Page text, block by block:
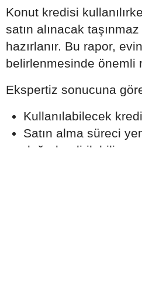
Konut kredisi
satın alınacak
hazırlanır. Bu rapor,
belirlenmesinde önemli
Ekspertiz sonucuna
Kullanılabilecek
Satın alma süreci
değerlendirilebilir.